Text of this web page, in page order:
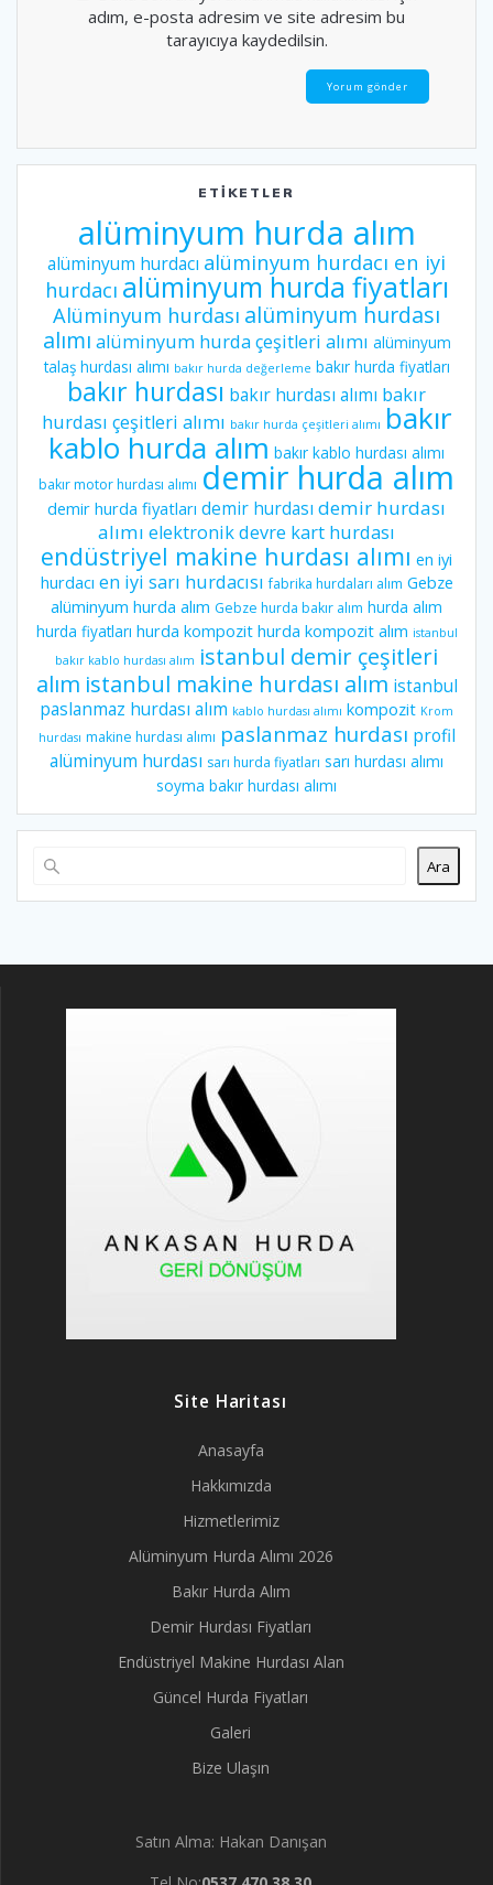
adım, e-posta adresim ve site adresim bu
tarayıcıya kaydedilsin.
ETIKETLER
alüminyum hurda alım
alüminyum hurdacı alüminyum hurdacı en iyi
hurdacı alüminyum hurda fiyatları
Alüminyum hurdası alüminyum hurdası
alımı alüminyum hurda çeşitleri alımı alüminyum
talaş hurdası alımı bakır hurda değerleme bakır hurda fiyatları
bakır hurdası bakır hurdası alımı bakır
hurdası çeşitleri alımı bakır hurda çeşitleri alımı bakır
kablo hurda alım bakır kablo hurdası alımı
bakır motor hurdası alımı demir hurda alım
demir hurda fiyatları demir hurdası demir hurdası
alımı elektronik devre kart hurdası
endüstriyel makine hurdası alımı en iyi
hurdacı en iyi sarı hurdacısı fabrika hurdaları alım Gebze
alüminyum hurda alım Gebze hurda bakır alım hurda alım
hurda fiyatları hurda kompozit hurda kompozit alım istanbul
bakır kablo hurdası alım istanbul demir çeşitleri
alım istanbul makine hurdası alım istanbul
paslanmaz hurdası alım kablo hurdası alımı kompozit Krom
hurdası makine hurdası alımı paslanmaz hurdası profil
alüminyum hurdası sarı hurda fiyatları sarı hurdası alımı
soyma bakır hurdası alımı
Ara
Site Haritası
Anasayfa
Hakkımızda
Hizmetlerimiz
Alüminyum Hurda Alımı 2026
Bakır Hurda Alım
Demir Hurdası Fiyatları
Endüstriyel Makine Hurdası Alan
Güncel Hurda Fiyatları
Galeri
Bize Ulaşın
Satın Alma: Hakan Danışan